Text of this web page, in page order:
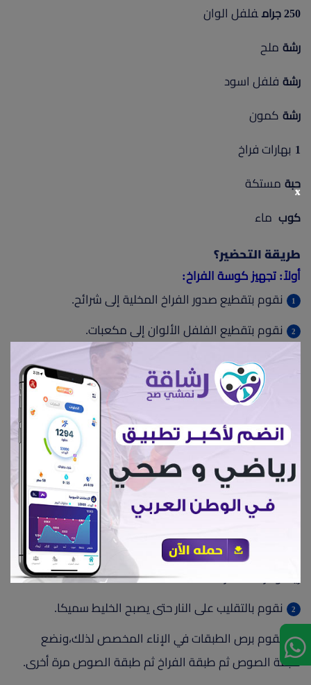
250 جرام فلفل الوان
رشة ملح
رشة فلفل اسود
رشة كمون
1 بهارات فراخ
حبة مستكة
كوب ماء
طريقة التحضير؟
أولاً: تجهيز كوسة الفراخ:
نقوم بتقطيع صدور الفراخ المخلية إلى شرائح.
نقوم بتقطيع الفلفل الألوان إلى مكعبات.
ثم نقوم بهرس فص ثوم.
تقطع الكوسة إلى شرائح رفيعة بشكل طولي.
نحضر إناء مناسبًا ونضع فيه نصف ملعقة زيت، وواحد حبة
مستكة، وفص الثوم المهروس، وملح، وفلفل أسود، ثم نضع
الفلفل الألوان والفراخ.
نخفض النار ونغطى الإناء حتى تمام التسوية.
نخلط كوب اللبن وكوب الماء ومعلقتين دقيق، ومعلقة
نقوم بالتقليب على النار حتى يصبح الخليط سميكا.
نقوم برص الطبقات في الإناء المخصص لذلك،ونضع
طبقة الصوص ثم طبقة الفراخ ثم طبقة الصوص مرة أخرى.
x